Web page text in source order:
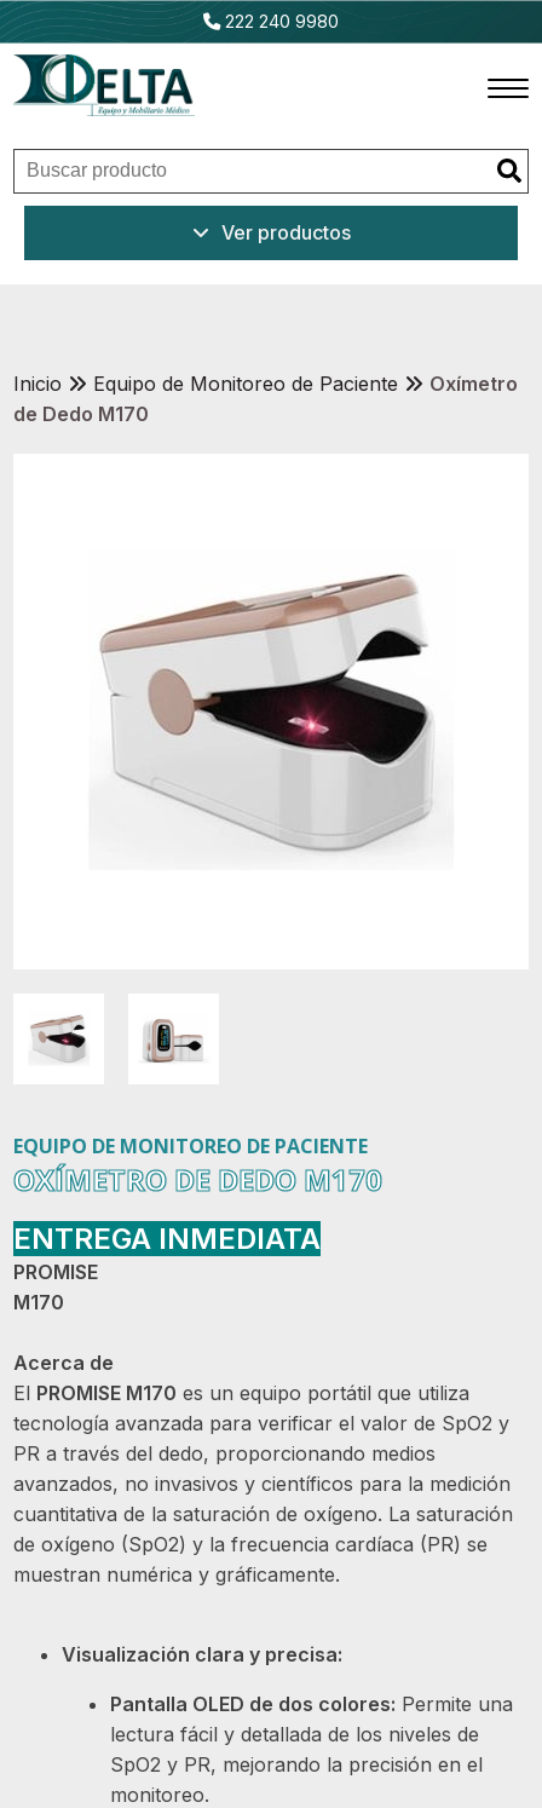
222 240 9980
Inicio
Outlet
Ver productos
Inicio Equipo de Monitoreo de Paciente
Oxímetro
de Dedo M170
EQUIPO DE MONITOREO DE PACIENTE
OXÍMETRO DE DEDO M170
ENTREGA INMEDIATA
PROMISE
M170
Acerca de
El PROMISE M170 es un equipo portátil que utiliza
tecnología avanzada para verificar el valor de SpO2 y
PR a través del dedo, proporcionando medios
avanzados, no invasivos y científicos para la medición
cuantitativa de la saturación de oxígeno. La saturación
de oxígeno (SpO2) y la frecuencia cardíaca (PR) se
muestran numérica y gráficamente.
Visualización clara y precisa:
Pantalla OLED de dos colores: Permite una
lectura fácil y detallada de los niveles de
SpO2 y PR, mejorando la precisión en el
monitoreo.